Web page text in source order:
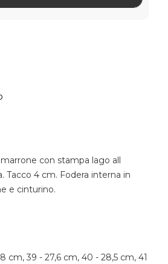
con stampa lago all
Tacco 4 cm. Fodera interna in
e cinturino.
cm, 39 - 27,6 cm, 40 - 28,5 cm, 41